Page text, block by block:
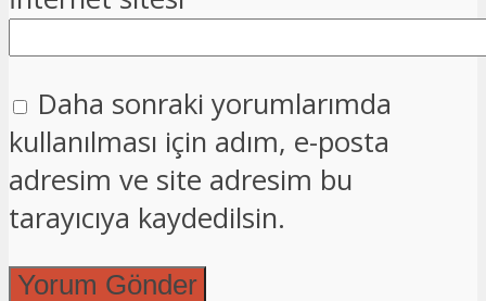
Daha sonraki yorumlarımda
kullanılması için adım, e-posta
adresim ve site adresim bu
tarayıcıya kaydedilsin.